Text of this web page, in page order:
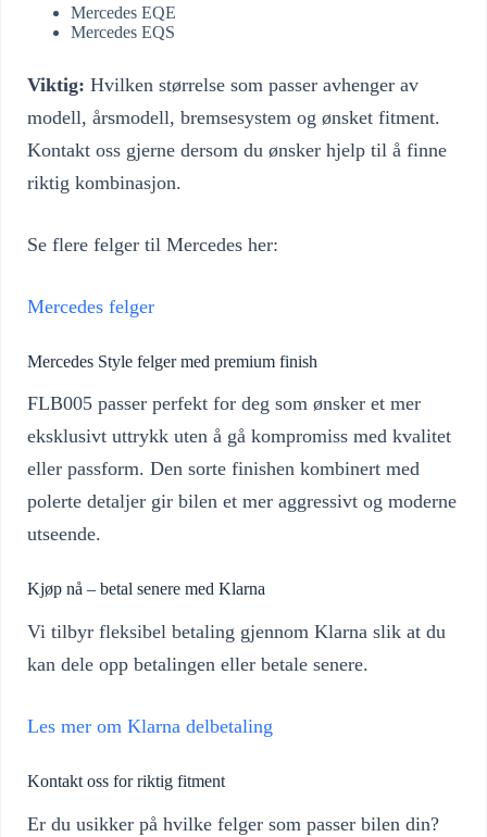
Mercedes EQE
Mercedes EQS
Viktig: Hvilken størrelse som passer avhenger av
modell, årsmodell, bremsesystem og ønsket fitment.
Kontakt oss gjerne dersom du ønsker hjelp til å finne
riktig kombinasjon.
Se flere felger til Mercedes her:
Mercedes felger
Mercedes Style felger med premium finish
FLB005 passer perfekt for deg som ønsker et mer
eksklusivt uttrykk uten å gå kompromiss med kvalitet
eller passform. Den sorte finishen kombinert med
polerte detaljer gir bilen et mer aggressivt og moderne
utseende.
Kjøp nå – betal senere med Klarna
Vi tilbyr fleksibel betaling gjennom Klarna slik at du
kan dele opp betalingen eller betale senere.
Les mer om Klarna delbetaling
Kontakt oss for riktig fitment
Er du usikker på hvilke felger som passer bilen din?